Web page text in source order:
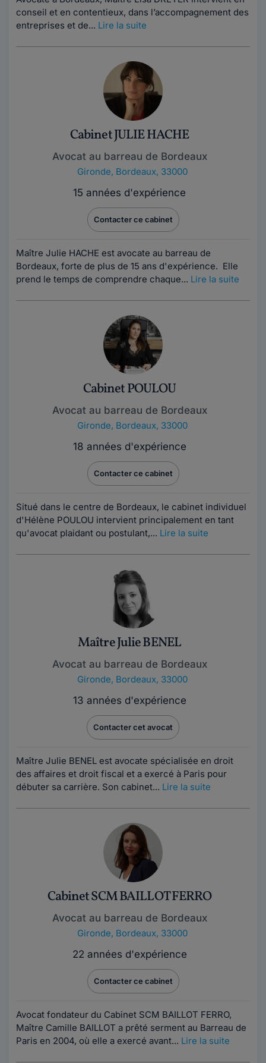
conseil et en contentieux, dans l’accompagnement des
entreprises et de... Lire la suite
Cabinet JULIE HACHE
Avocat au barreau de Bordeaux
Gironde, Bordeaux, 33000
15 années d'expérience
Contacter ce cabinet
Maître Julie HACHE est avocate au barreau de
Bordeaux, forte de plus de 15 ans d'expérience. Elle
prend le temps de comprendre chaque... Lire la suite
Cabinet POULOU
Avocat au barreau de Bordeaux
Gironde, Bordeaux, 33000
18 années d'expérience
Contacter ce cabinet
Situé dans le centre de Bordeaux, le cabinet individuel
d'Hélène POULOU intervient principalement en tant
qu'avocat plaidant ou postulant,... Lire la suite
Maître Julie BENEL
Avocat au barreau de Bordeaux
Gironde, Bordeaux, 33000
13 années d'expérience
Contacter cet avocat
Maître Julie BENEL est avocate spécialisée en droit
des affaires et droit fiscal et a exercé à Paris pour
débuter sa carrière. Son cabinet... Lire la suite
Cabinet SCM BAILLOT FERRO
Avocat au barreau de Bordeaux
Gironde, Bordeaux, 33000
22 années d'expérience
Contacter ce cabinet
Avocat fondateur du Cabinet SCM BAILLOT FERRO,
Maître Camille BAILLOT a prêté serment au Barreau de
Paris en 2004, où elle a exercé avant... Lire la suite